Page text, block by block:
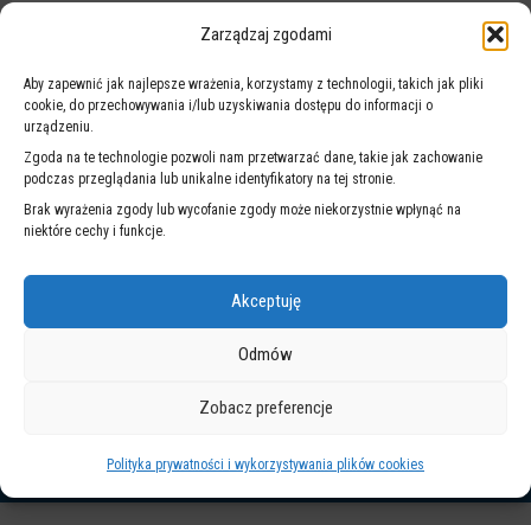
Zarządzaj zgodami
Aby zapewnić jak najlepsze wrażenia, korzystamy z technologii, takich jak pliki
cookie, do przechowywania i/lub uzyskiwania dostępu do informacji o
urządzeniu.
Zgoda na te technologie pozwoli nam przetwarzać dane, takie jak zachowanie
podczas przeglądania lub unikalne identyfikatory na tej stronie.
Brak wyrażenia zgody lub wycofanie zgody może niekorzystnie wpłynąć na
niektóre cechy i funkcje.
Akceptuję
Odmów
Zobacz preferencje
Polityka prywatności i wykorzystywania plików cookies
W przypadku odholowania z art. 50a – przesłanką jest brak tablic
rejestracyjnych lub stan wskazujący na to, że pojazd jest
nieużywany – właściciel lub inna uprawniona osoba ma 6 miesięcy
na odbiór. Po tym czasie zgodnie z przepisami pojazd przechodzi
na własność miasta.
NA SKRÓTY
SYSTEM
ZARZĄDZANIA
SYSTEM
POWIADOMIEŃ